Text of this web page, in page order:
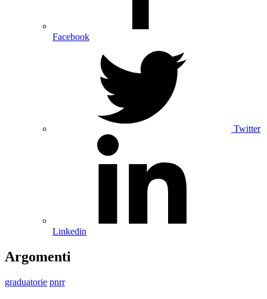
Facebook
Twitter
Linkedin
Argomenti
graduatorie pnrr